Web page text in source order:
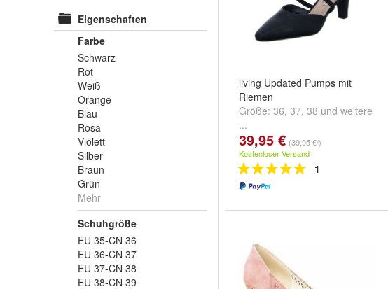
Eigenschaften
Farbe
Schwarz
Rot
Weiß
Orange
Blau
Rosa
Violett
Silber
Braun
Grün
Mehr
Schuhgröße
EU 35-CN 36
EU 36-CN 37
EU 37-CN 38
EU 38-CN 39
living Updated Pumps mit
Riemen
Größe: 36, 37, 38 und weitere
...
39,95 € (39,95 €/)
Kostenloser Versand
1